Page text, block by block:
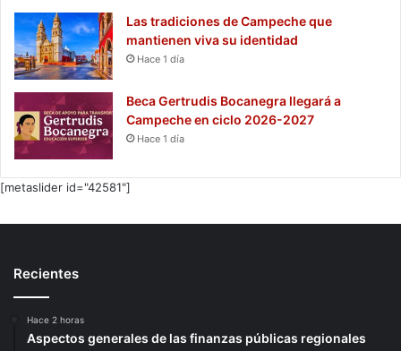
Las tradiciones de Campeche que
mantienen viva su identidad
Hace 1 día
Beca Gertrudis Bocanegra llegará a
Campeche en ciclo 2026-2027
Hace 1 día
[metaslider id="42581"]
Recientes
Hace 2 horas
Aspectos generales de las finanzas públicas regionales